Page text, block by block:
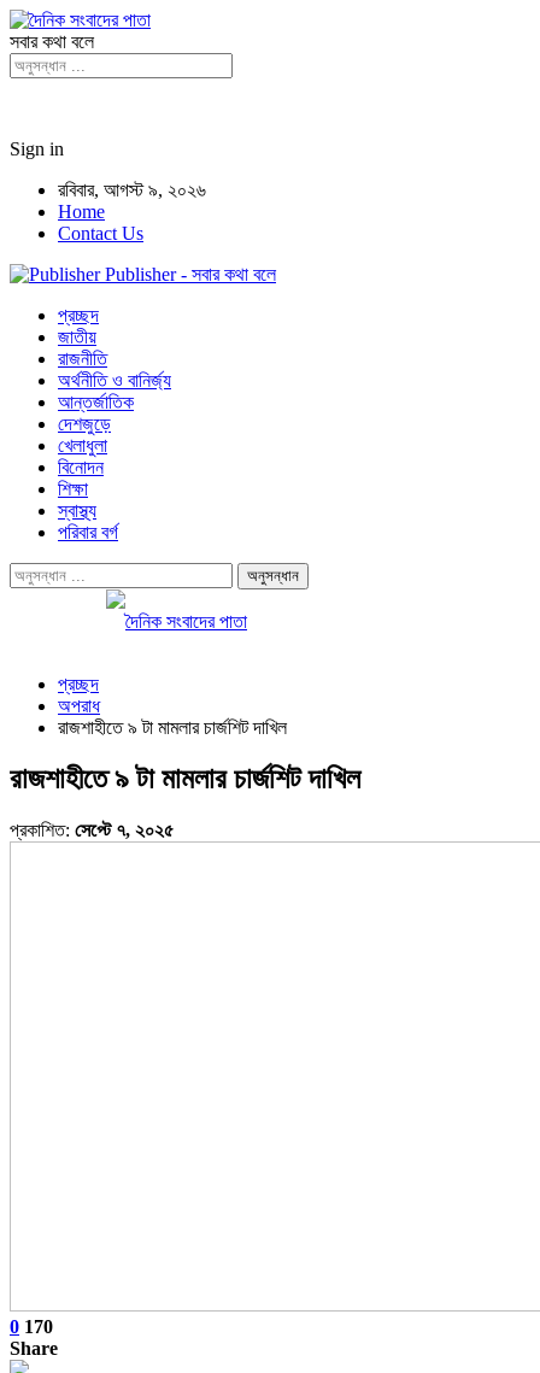
সবার কথা বলে
Sign in
রবিবার, আগস্ট ৯, ২০২৬
Home
Contact Us
Publisher - সবার কথা বলে
প্রচ্ছদ
জাতীয়
রাজনীতি
অর্থনীতি ও বানির্জ্য
আন্তর্জাতিক
দেশজুড়ে
খেলাধুলা
বিনোদন
শিক্ষা
স্বাস্থ্য
পরিবার বর্গ
প্রচ্ছদ
অপরাধ
রাজশাহীতে ৯ টা মামলার চার্জশিট দাখিল
রাজশাহীতে ৯ টা মামলার চার্জশিট দাখিল
প্রকাশিত: সেপ্টে ৭, ২০২৫
0 170
Share